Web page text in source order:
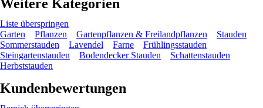
Weitere Kategorien
Liste überspringen
Garten
Pflanzen Gartenpflanzen & Freilandpflanzen
Stauden
Sommerstauden
Lavendel Farne
Frühlingsstauden
Steingartenstauden
Bodendecker Stauden
Schattenstauden
Herbststauden
Kundenbewertungen